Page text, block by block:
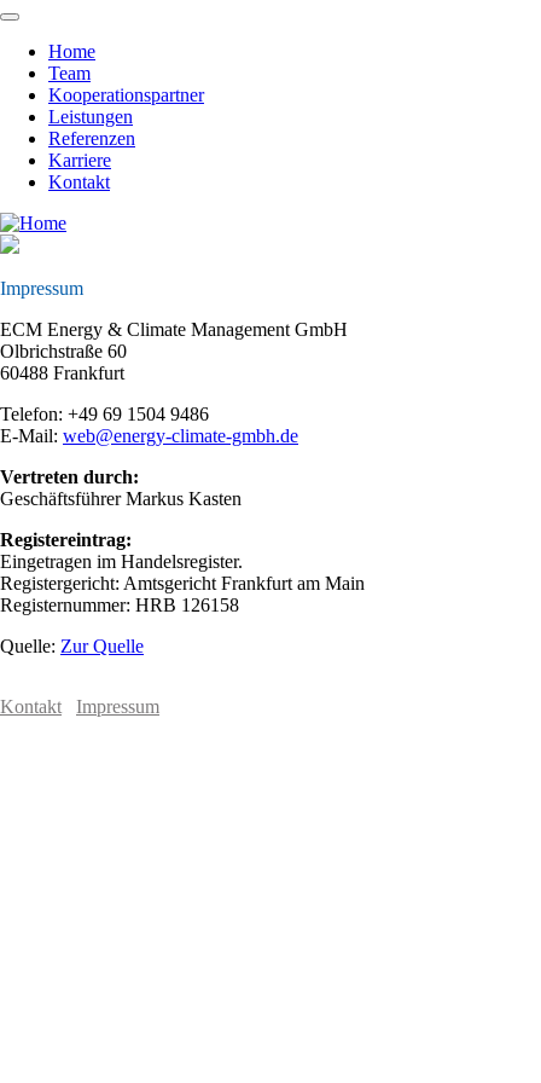
Skip
main
content
Main
navigation
Home
Team
Kooperationspartner
Leistungen
Referenzen
Karriere
Kontakt
Impressum
ECM Energy & Climate Management GmbH
Olbrichstraße 60
60488 Frankfurt
Telefon: +49 69 1504 9486
E-Mail: web@energy-climate-gmbh.de
Vertreten durch:
Geschäftsführer Markus Kasten
Registereintrag:
Eingetragen im Handelsregister.
Registergericht: Amtsgericht Frankfurt am Main
Registernummer: HRB 126158
Quelle: Zur Quelle
Kontakt Impressum